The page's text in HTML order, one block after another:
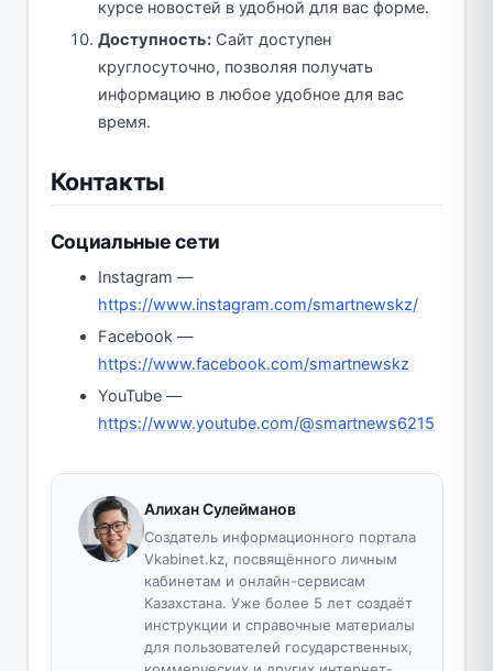
курсе новостей в удобной для вас форме.
Доступность: Сайт доступен
круглосуточно, позволяя получать
информацию в любое удобное для вас
время.
Контакты
Социальные сети
Instagram —
https://www.instagram.com/smartnewskz/
Facebook —
https://www.facebook.com/smartnewskz
YouTube —
https://www.youtube.com/@smartnews6215
Алихан Сулейманов
Создатель информационного портала
Vkabinet.kz, посвящённого личным
кабинетам и онлайн-сервисам
Казахстана. Уже более 5 лет создаёт
инструкции и справочные материалы
для пользователей государственных,